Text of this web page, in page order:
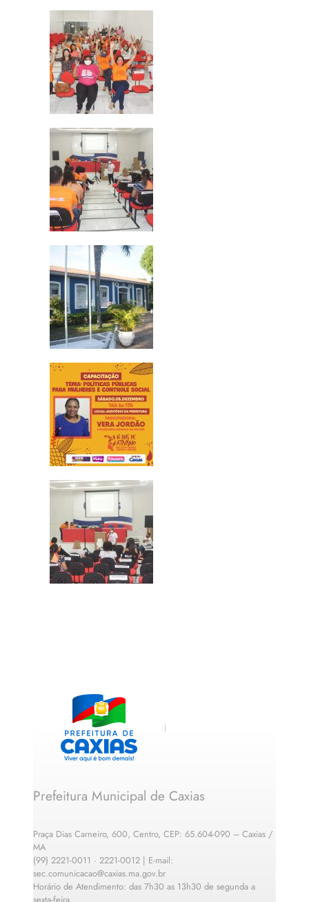
Prefeitura Municipal de Caxias
Praça Dias Carneiro, 600, Centro, CEP: 65.604-090 – Caxias /
MA
(99) 2221-0011 · 2221-0012 | E-mail:
sec.comunicacao@caxias.ma.gov.br
Horário de Atendimento: das 7h30 as 13h30 de segunda a